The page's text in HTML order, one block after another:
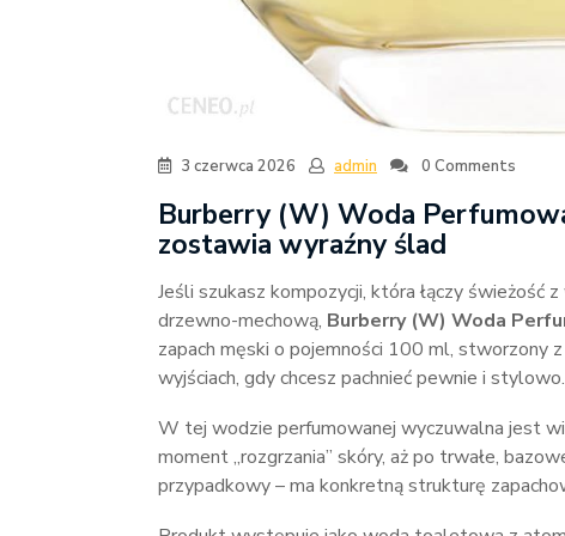
3 czerwca 2026 admin 0 Comments
Burberry (W) Woda
zostawia wyraźny ślad
Jeśli szukasz kompozycji, która łączy świeżość
drzewno-mechową, Burberry (W) Woda
zapach męski o pojemności 100 ml, stworzony
wyjściach, gdy chcesz pachnieć pewnie i stylowo.
W tej wodzie perfumowanej wyczuwalna jest
moment „rozgrzania” skóry, aż po trwałe,
przypadkowy – ma konkretną strukturę